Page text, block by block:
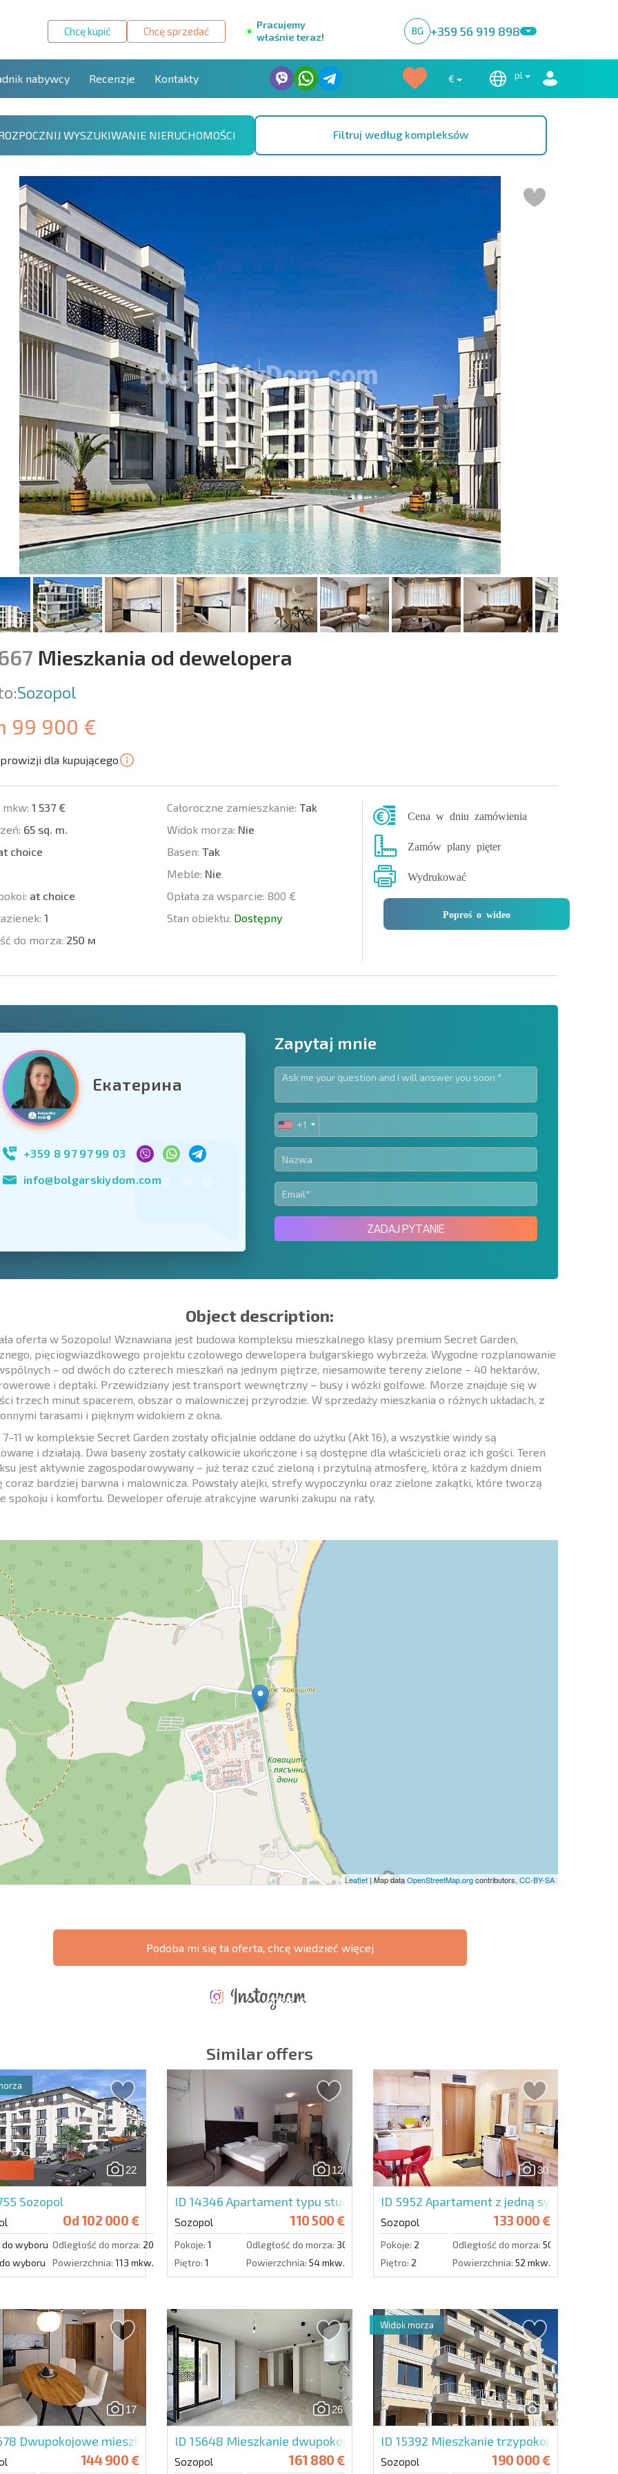
Chcę kupić Chcę sprzedać
Pracujemy
właśnie teraz!
BG +359 56 919 898
nabywcy Recenzje Kontakty € pl
WYSZUKIWANIE NIERUCHOMOŚCI Filtruj według kompleksów
Mieszkania od dewelopera
Sozopol
99 900 €
dla kupującego
mkw: 1 537 €
65 sq. m.
choice
at choice
1
do morza: 250 м
Całoroczne zamieszkanie: Tak
Widok morza: Nie
Basen: Tak
Meble: Nie
Opłata za wsparcie: 800 €
Stan obiektu: Dostępny
Cena w dniu zamówienia
Zamów plany pięter
Wydrukować
Poproś o wideo
Zapisz się do newslettera | Klikając przycisk, wyrażasz zgodę na
wykorzystanie swoich danych.
Wyślij wiadomość
Екатерина
+359 8 97 97 99 03
info@bolgarskiydom.com
Zapytaj mnie
UNITED
STATES
+1
+1
ZADAJ PYTANIE
Object description:
oferta w Sozopolu! Wznawiana jest budowa kompleksu mieszkalnego klasy premium Secret Garden,
pięciogwiazdkowego projektu czołowego dewelopera bułgarskiego wybrzeża. Wygodne rozplanowanie
– od dwóch do czterech mieszkań na jednym piętrze, niesamowite tereny zielone – 40 hektarów,
i deptaki. Przewidziany jest transport wewnętrzny – busy i wózki golfowe. Morze znajduje się w
trzech minut spacerem, obszar o malowniczej przyrodzie. W sprzedaży mieszkania o różnych układach, z
tarasami i pięknym widokiem z okna.
7–11 w kompleksie Secret Garden zostały oficjalnie oddane do użytku (Akt 16), a wszystkie windy są
i działają. Dwa baseny zostały całkowicie ukończone i są dostępne dla właścicieli oraz ich gości. Teren
jest aktywnie zagospodarowywany – już teraz czuć zieloną i przytulną atmosferę, która z każdym dniem
coraz bardziej barwna i malownicza. Powstały alejki, strefy wypoczynku oraz zielone zakątki, które tworzą
spokoju i komfortu. Deweloper oferuje atrakcyjne warunki zakupu na raty.
Leaflet | Map dataOpenStreetMap.orgcontributors, CC-BY-SA
Podoba mi się ta oferta, chcę wiedzieć więcej
Zapisz się do newslettera | Klikając przycisk, wyrażasz zgodę na
wykorzystanie swoich danych.
Wyślij wiadomość
ROCZNE KOSZTY
UTRZYMANIA
GDZIE JEST 6%
Similar offers
22
Sozopol
Od102 000 €
do wyboru Odległość do morza: 200 m.
do wyboru Powierzchnia: 113 mkw.
12
ID 14346Apartament typu studio w Green Life
Sozopol 110 500 €
Pokoje: 1 Odległość do morza: 300 m.
Piętro: 1 Powierzchnia: 54 mkw.
30
ID 5952 Apartament z jedną sypialnią w
Sozopol 133 000 €
Pokoje: 2 Odległość do morza: 50 m.
Piętro: 2 Powierzchnia: 52 mkw.
17
Dwupokojowe mieszkanie w Green Life Secret Garden
144 900 €
26
ID 15648 Mieszkanie dwupokojowe w Green Life Secret Garden
Sozopol 161 880 €
7
ID 15392 Mieszkanie trzypokojowe w
Sozopol 190 000 €
Widok morza